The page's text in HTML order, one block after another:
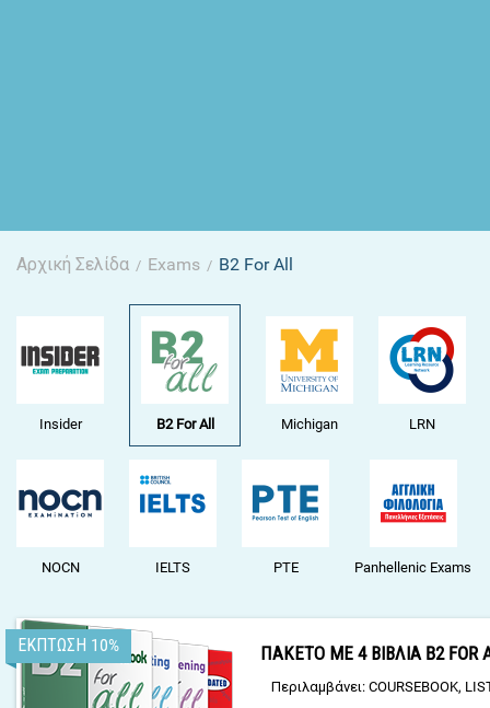
Αρχική Σελίδα / Exams / B2 For All
Insider B2 For All Michigan LRN
NOCN IELTS PTE Panhellenic Exams
ΈΚΠΤΩΣΗ 10% ΠΑΚΕΤΟ ΜΕ 4 ΒΙΒΛΙΑ B2 FOR
Περιλαμβάνει: COURSEBOOK,